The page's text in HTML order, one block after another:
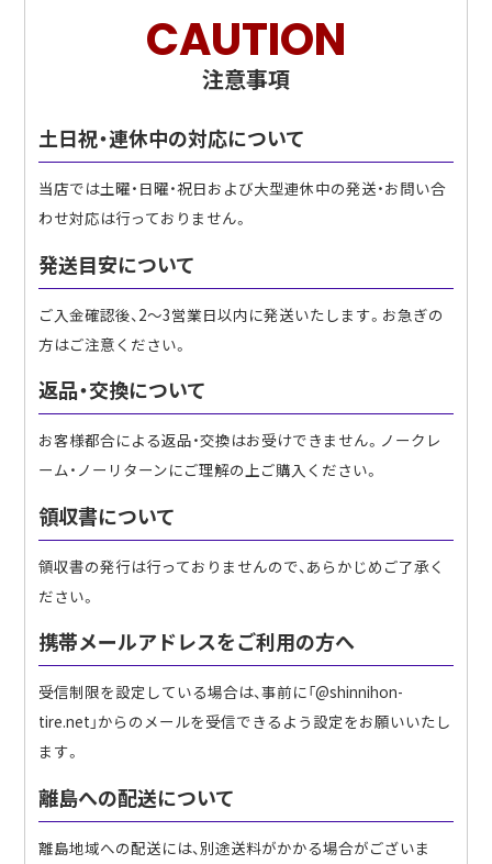
CAUTION
注意事項
土日祝・連休中の対応について
当店では土曜・日曜・祝日および大型連休中の発送・お問い合
わせ対応は行っておりません。
発送目安について
ご入金確認後、2〜3営業日以内に発送いたします。お急ぎの
方はご注意ください。
返品・交換について
お客様都合による返品・交換はお受けできません。ノークレ
ーム・ノーリターンにご理解の上ご購入ください。
領収書について
領収書の発行は行っておりませんので、あらかじめご了承く
ださい。
携帯メールアドレスをご利用の方へ
受信制限を設定している場合は、事前に「@shinnihon-
tire.net」からのメールを受信できるよう設定をお願いいたし
ます。
離島への配送について
離島地域への配送には、別途送料がかかる場合がございま